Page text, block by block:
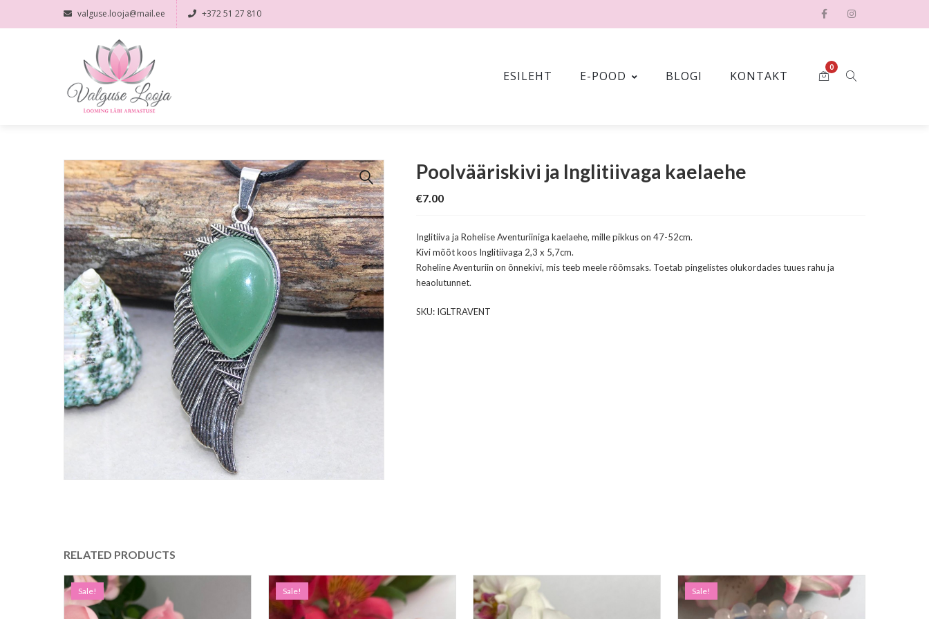
valguse.looja@mail.ee +372 51 27 810
ESILEHT E-POOD BLOGI KONTAKT
0
🔍
Poolvääriskivi ja Inglitiivaga kaelaehe
€7.00
Inglitiiva ja Rohelise Aventuriiniga kaelaehe, mille pikkus on 47-52cm.
Kivi mõõt koos Inglitiivaga 2,3 x 5,7cm.
Roheline Aventuriin on õnnekivi, mis teeb meele rõõmsaks. Toetab pingelistes olukordades tuues rahu ja
heaolutunnet.
SKU: IGLTRAVENT
RELATED PRODUCTS
Sale! Sale! Sale!